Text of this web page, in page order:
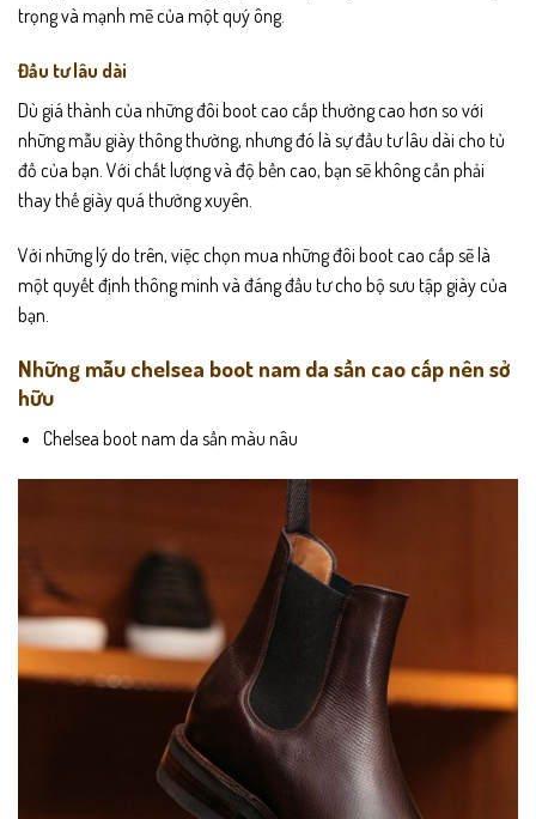
trọng và mạnh mẽ của một quý ông.
Đầu tư lâu dài
Dù giá thành của những đôi boot cao cấp thường cao hơn so với
những mẫu giày thông thường, nhưng đó là sự đầu tư lâu dài cho tủ
đồ của bạn. Với chất lượng và độ bền cao, bạn sẽ không cần phải
thay thế giày quá thường xuyên.
Với những lý do trên, việc chọn mua những đôi boot cao cấp sẽ là
một quyết định thông minh và đáng đầu tư cho bộ sưu tập giày của
bạn.
Những mẫu chelsea boot nam da sần cao cấp nên sở
hữu
Chelsea boot nam da sần màu nâu